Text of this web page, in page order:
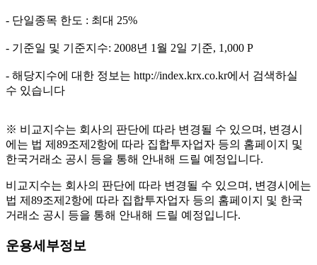
- 단일종목 한도 : 최대 25%
- 기준일 및 기준지수: 2008년 1월 2일 기준, 1,000 P
- 해당지수에 대한 정보는 http://index.krx.co.kr에서 검색하실
수 있습니다
※ 비교지수는 회사의 판단에 따라 변경될 수 있으며, 변경시
에는 법 제89조제2항에 따라 집합투자업자 등의 홈페이지 및
한국거래소 공시 등을 통해 안내해 드릴 예정입니다.
비교지수는 회사의 판단에 따라 변경될 수 있으며, 변경시에는
법 제89조제2항에 따라 집합투자업자 등의 홈페이지 및 한국
거래소 공시 등을 통해 안내해 드릴 예정입니다.
운용세부정보